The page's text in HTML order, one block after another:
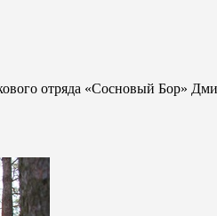
отряда «Сосновый Бор»